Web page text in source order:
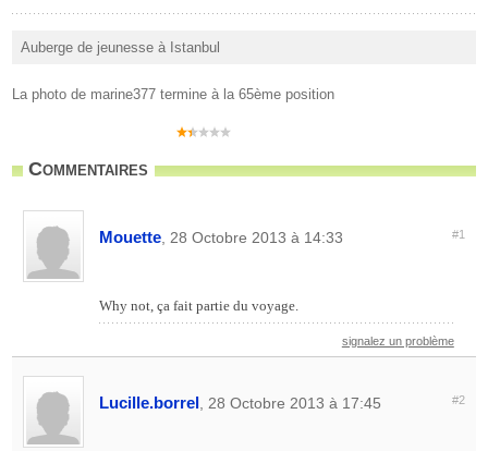
Auberge de jeunesse à Istanbul
La photo de marine377 termine à la 65ème position
Commentaires
Mouette , 28 Octobre 2013 à 14:33 #1
Why not, ça fait partie du voyage.
signalez un problème
Lucille.borrel , 28 Octobre 2013 à 17:45 #2